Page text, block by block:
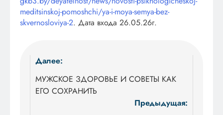
meditsinskoj-pomoshchi/ya-i-moya-semya-bez-
skvernosloviya-2. Дата входа 26.05.26г.
Навигация
по
записям
Предыдущая:
Далее:
МУЖСКОЕ ЗДОРОВЬЕ И СОВЕТЫ КАК
ЕГО СОХРАНИТЬ